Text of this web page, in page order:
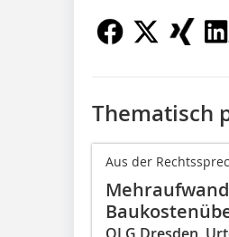
Thematisch
Aus der